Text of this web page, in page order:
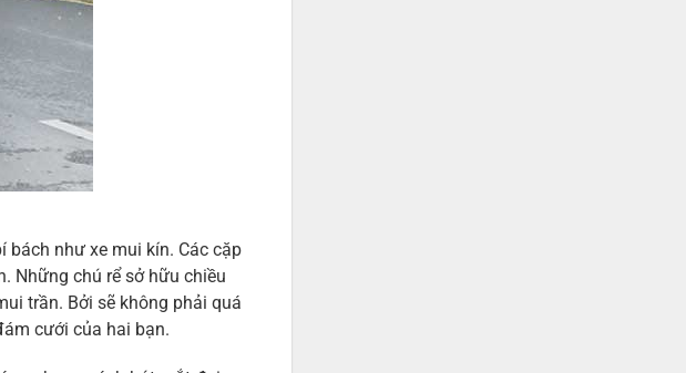
bách như xe mui kín. Các cặp
Những chú rể sở hữu chiều
trần. Bởi sẽ không phải quá
cưới của hai bạn.